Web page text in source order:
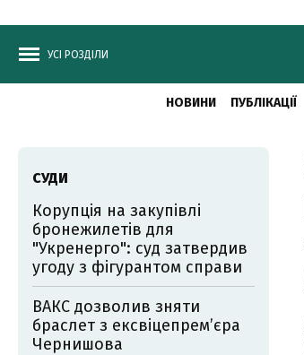
УСІ РОЗДІЛИ
НОВИНИ ПУБЛІКАЦІЇ
СУДИ
Корупція на закупівлі
бронежилетів для
"Укренерго": суд затвердив
угоду з фігурантом справи
ВАКС дозволив зняти
браслет з ексвіцепрем’єра
Чернишова